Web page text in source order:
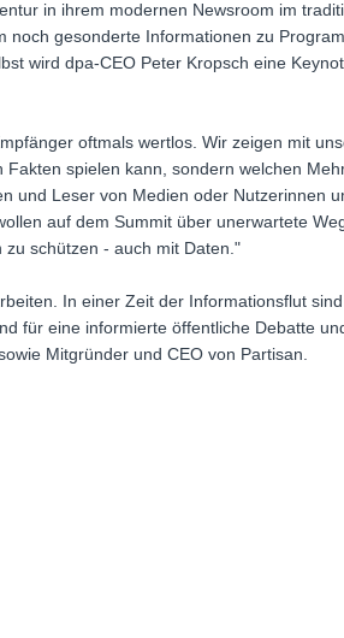
in ihrem modernen Newsroom im
noch gesonderte Informationen zu
wird dpa-CEO Peter Kropsch eine
oftmals wertlos. Wir zeigen mit
spielen kann, sondern welchen
und Leser von Medien oder Nutzerinnen
auf dem Summit über unerwartete
schützen - auch mit Daten."
In einer Zeit der Informationsflut
für eine informierte öffentliche Debatte
Mitgründer und CEO von Partisan.